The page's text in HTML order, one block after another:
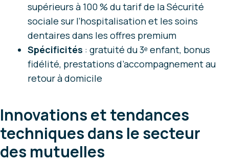
supérieurs à 100 % du tarif de la Sécurité
sociale sur l’hospitalisation et les soins
dentaires dans les offres premium
Spécificités : gratuité du 3ᵉ enfant, bonus
fidélité, prestations d’accompagnement au
retour à domicile
Innovations et tendances
techniques dans le secteur
des mutuelles